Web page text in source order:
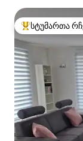
სტუმართა
სტუმართა